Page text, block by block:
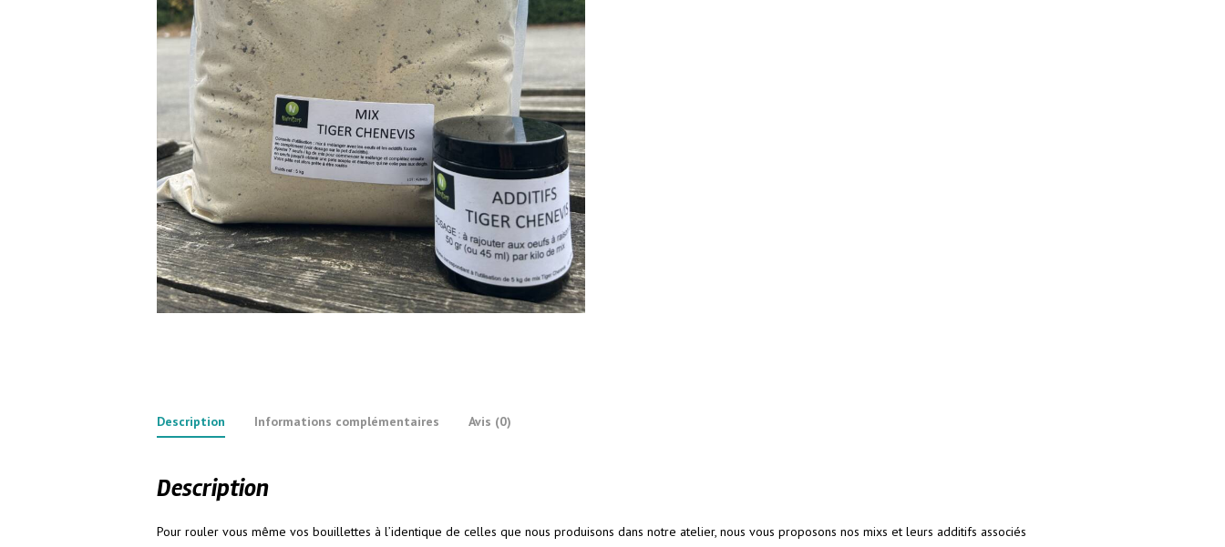
Description Informations complémentaires Avis (0)
Description
Pour rouler vous même vos bouillettes à l’identique de celles que nous produisons dans notre atelier, nous vous proposons nos mixs et leurs additifs associés